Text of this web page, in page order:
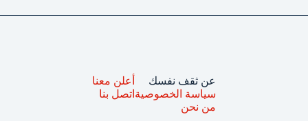
عن ثقف نفسك
سياسة الخصوصية
من نحن
أعلن معنا
اتصل بنا